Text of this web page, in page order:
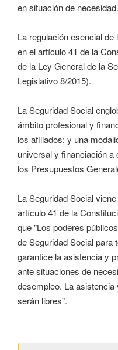
en situación de necesidad.
La regulación esencial
en el artículo 41 de la
de la Ley General de la
Legislativo 8/2015).
La Seguridad Social
ámbito profesional y
los afiliados; y una
universal y financiación a
los Presupuestos
La Seguridad Social
artículo 41 de la
que "Los poderes
de Seguridad Social para
garantice la asistencia y
ante situaciones de
desempleo. La
serán libres".